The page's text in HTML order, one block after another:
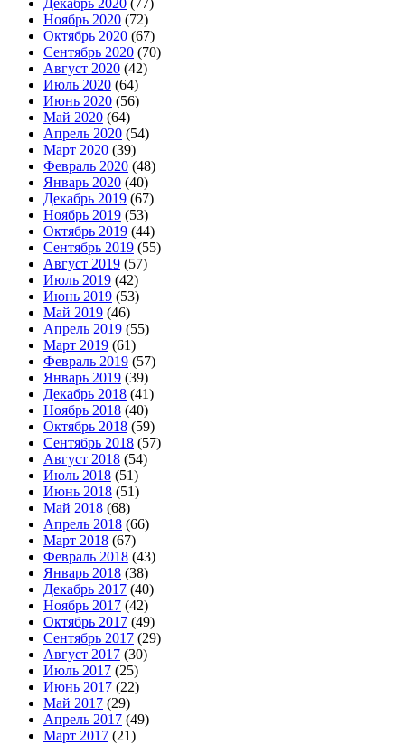
Декабрь 2020 (77)
Ноябрь 2020 (72)
Октябрь 2020 (67)
Сентябрь 2020 (70)
Август 2020 (42)
Июль 2020 (64)
Июнь 2020 (56)
Май 2020 (64)
Апрель 2020 (54)
Март 2020 (39)
Февраль 2020 (48)
Январь 2020 (40)
Декабрь 2019 (67)
Ноябрь 2019 (53)
Октябрь 2019 (44)
Сентябрь 2019 (55)
Август 2019 (57)
Июль 2019 (42)
Июнь 2019 (53)
Май 2019 (46)
Апрель 2019 (55)
Март 2019 (61)
Февраль 2019 (57)
Январь 2019 (39)
Декабрь 2018 (41)
Ноябрь 2018 (40)
Октябрь 2018 (59)
Сентябрь 2018 (57)
Август 2018 (54)
Июль 2018 (51)
Июнь 2018 (51)
Май 2018 (68)
Апрель 2018 (66)
Март 2018 (67)
Февраль 2018 (43)
Январь 2018 (38)
Декабрь 2017 (40)
Ноябрь 2017 (42)
Октябрь 2017 (49)
Сентябрь 2017 (29)
Август 2017 (30)
Июль 2017 (25)
Июнь 2017 (22)
Май 2017 (29)
Апрель 2017 (49)
Март 2017 (21)